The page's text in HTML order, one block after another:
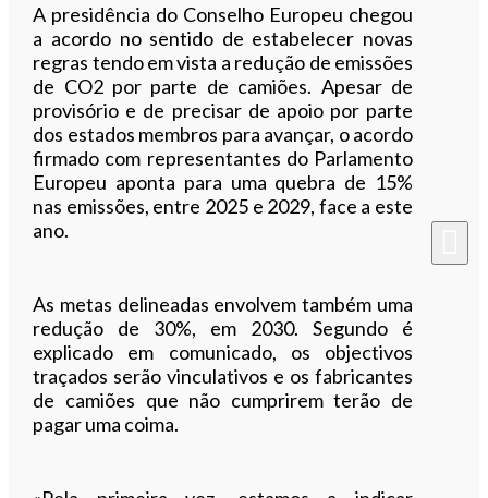
A presidência do Conselho Europeu chegou
a acordo no sentido de estabelecer novas
regras tendo em vista a redução de emissões
de CO2 por parte de camiões. Apesar de
provisório e de precisar de apoio por parte
dos estados membros para avançar, o acordo
firmado com representantes do Parlamento
Europeu aponta para uma quebra de 15%
nas emissões, entre 2025 e 2029, face a este
ano.
As metas delineadas envolvem também uma
redução de 30%, em 2030. Segundo é
explicado em comunicado, os objectivos
traçados serão vinculativos e os fabricantes
de camiões que não cumprirem terão de
pagar uma coima.